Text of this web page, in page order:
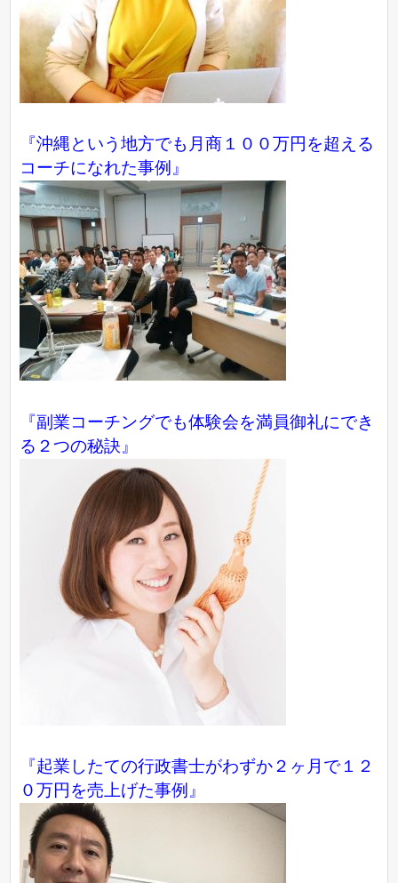
『沖縄という地方でも月商１００万円を超える
コーチになれた事例』
『副業コーチングでも体験会を満員御礼にでき
る２つの秘訣』
『起業したての行政書士がわずか２ヶ月で１２
０万円を売上げた事例』